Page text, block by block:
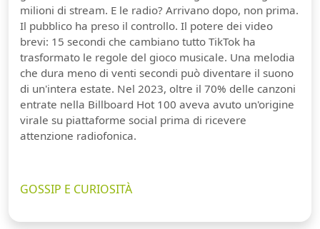
milioni di stream. E le radio? Arrivano dopo, non prima.
Il pubblico ha preso il controllo. Il potere dei video
brevi: 15 secondi che cambiano tutto TikTok ha
trasformato le regole del gioco musicale. Una melodia
che dura meno di venti secondi può diventare il suono
di un'intera estate. Nel 2023, oltre il 70% delle canzoni
entrate nella Billboard Hot 100 aveva avuto un'origine
virale su piattaforme social prima di ricevere
attenzione radiofonica.
GOSSIP E CURIOSITÀ